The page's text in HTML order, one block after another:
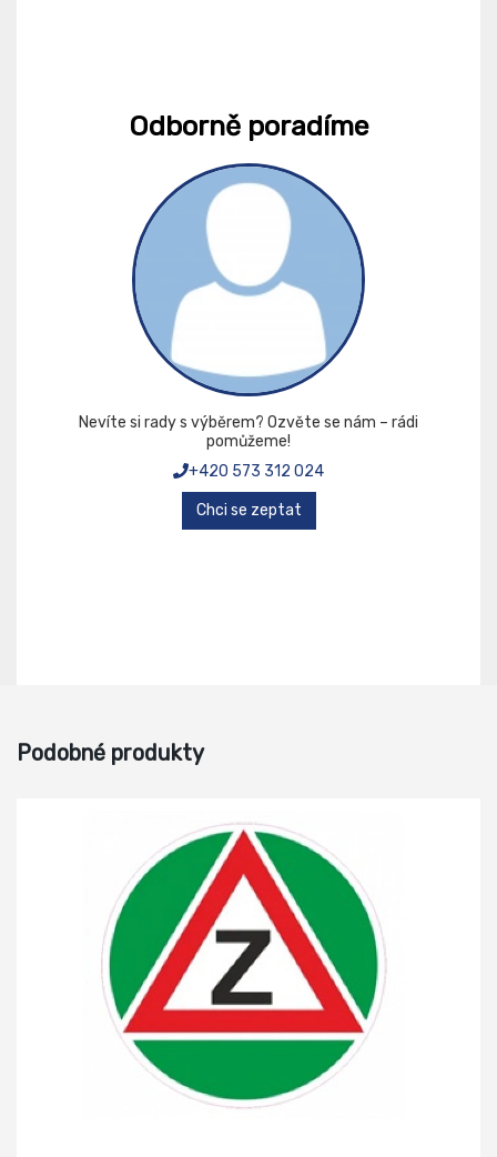
Odborně poradíme
Nevíte si rady s výběrem? Ozvěte se nám – rádi
pomůžeme!
+420 573 312 024
Chci se zeptat
Podobné produkty